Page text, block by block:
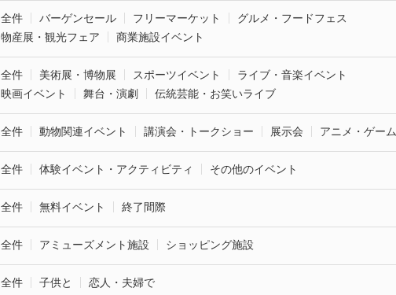
全件 バーゲンセール フリーマーケット
グルメ・フードフェス
物産展・観光フェア
商業施設イベント
全件 美術展・博物展 スポーツイベント
ライブ・音楽イベント
映画イベント
舞台・演劇 伝統芸能・お笑いライブ
全件 動物関連イベント 講演会・トークショー 展示会 アニメ・ゲーム
全件 体験イベント・アクティビティ その他のイベント
全件 無料イベント 終了間際
全件 アミューズメント施設 ショッピング施設
全件 子供と 恋人・夫婦で